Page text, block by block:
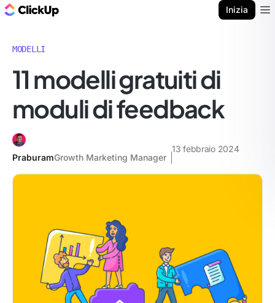
Inizia
MODELLI
11 modelli gratuiti di
moduli di feedback
PraburamGrowth Marketing Manager
13 febbraio 2024